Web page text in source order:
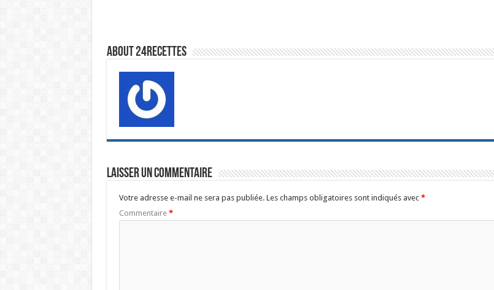
About 24recettes
Laisser un commentaire
Votre adresse e-mail ne sera pas publiée. Les champs obligatoires sont indiqués avec *
Commentaire *